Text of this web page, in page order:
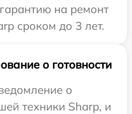
на ремонт
сроком до 3 лет.
о готовности
о
техники Sharp, и